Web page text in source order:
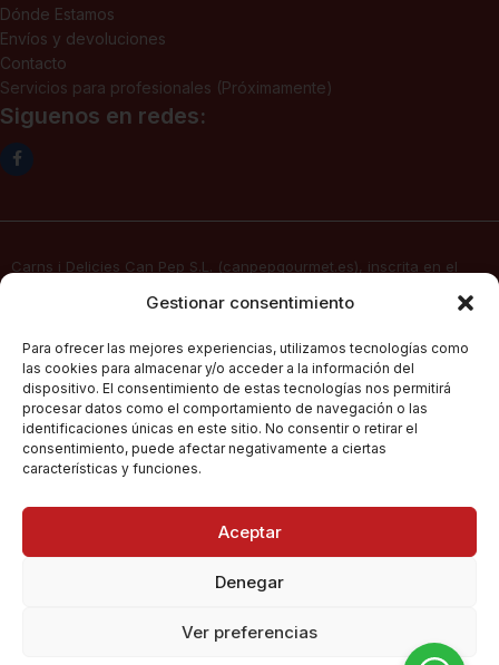
Gestionar consentimiento
Para ofrecer las mejores experiencias, utilizamos tecnologías como
las cookies para almacenar y/o acceder a la información del
dispositivo. El consentimiento de estas tecnologías nos permitirá
procesar datos como el comportamiento de navegación o las
identificaciones únicas en este sitio. No consentir o retirar el
consentimiento, puede afectar negativamente a ciertas
características y funciones.
Aceptar
Denegar
Ver preferencias
Dónde Estamos
Envíos y devoluciones
Contacto
Servicios para profesionales (Próximamente)
Siguenos en redes:
Carns i Delicies Can Pep S.L. (canpepgourmet.es), inscrita en el
1ª, fecha 02/06/2025, con domicilio social en c/ Major Nº 115,
sus servicios de venta electrónica por Internet a través de su
página web canpepgourmet.es
Can Pep Gourmet2026.
Todos los derechos
reservados.
Política De Cookies